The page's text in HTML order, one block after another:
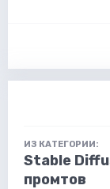
ИЗ КАТЕГОРИИ:
Stable
промтов